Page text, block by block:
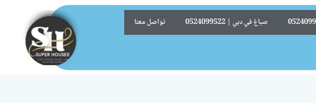
صباغ في دبي | 0524099522 تواصل معنا